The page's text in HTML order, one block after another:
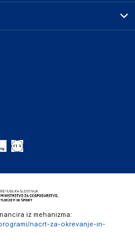
iz mehanizma:
nacrt-za-okrevanje-in-